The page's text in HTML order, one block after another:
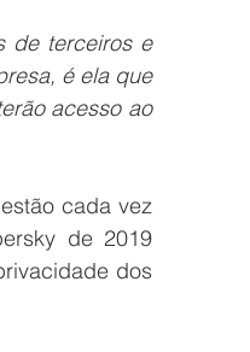
de terceiros e
é ela que
acesso ao
cada vez
de 2019
dos